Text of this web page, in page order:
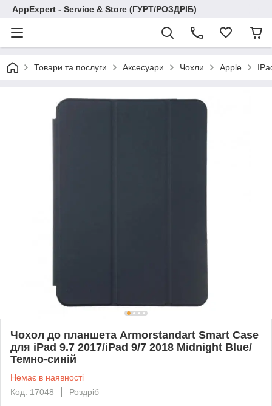
AppExpert - Service & Store (ГУРТ/РОЗДРІБ)
Товари та послуги Аксесуари Чохли Apple
Чохол до планшета Armorstandart Smart Case
для iPad 9.7 2017/iPad 9/7 2018 Midnight Blue/
Темно-синій
Немає в наявності
Код: 17048
Роздріб